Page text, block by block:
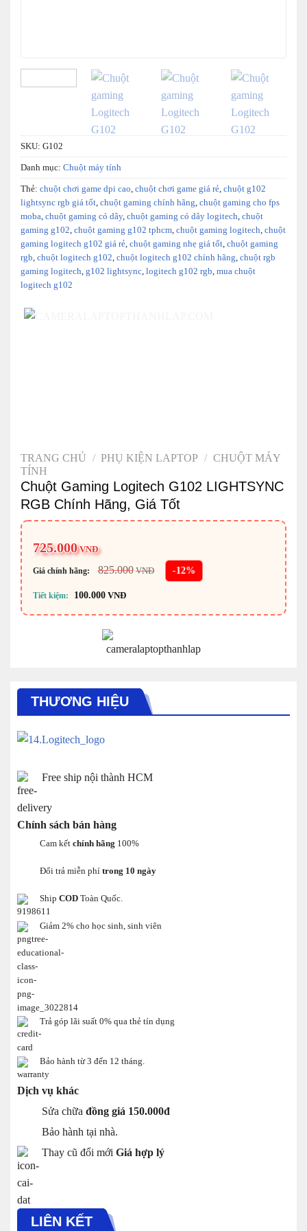
SKU: G102
Danh mục: Chuột máy tính
Thẻ: chuột chơi game dpi cao, chuột chơi game giá rẻ, chuột g102
lightsync rgb giá tốt, chuột gaming chính hãng, chuột gaming cho fps
moba, chuột gaming có dây, chuột gaming có dây logitech, chuột
gaming g102, chuột gaming g102 tphcm, chuột gaming logitech, chuột
gaming logitech g102 giá rẻ, chuột gaming nhẹ giá tốt, chuột gaming
rgb, chuột logitech g102, chuột logitech g102 chính hãng, chuột rgb
gaming logitech, g102 lightsync, logitech g102 rgb, mua chuột
logitech g102
TRANG CHỦ / PHỤ KIỆN LAPTOP / CHUỘT MÁY
TÍNH
Chuột Gaming Logitech G102 LIGHTSYNC
RGB Chính Hãng, Giá Tốt
725.000 VNĐ
Giá chính hãng: 825.000 VNĐ -12%
Tiết kiệm: 100.000 VNĐ
THƯƠNG HIỆU
Free ship nội thành HCM
Chính sách bán hàng
Cam kết chính hãng 100%
Đổi trả miễn phí trong 10 ngày
Ship CODToàn Quốc.
Giảm 2% cho học sinh, sinh viên
Trả góp lãi suất 0% qua thẻ tín dụng
Bảo hành từ 3 đến 12 tháng.
Dịch vụ khác
Sửa chữa đồng giá 150.000đ
Bảo hành tại nhà.
Thay cũ đổi mới Giá hợp lý
LIÊN KẾT